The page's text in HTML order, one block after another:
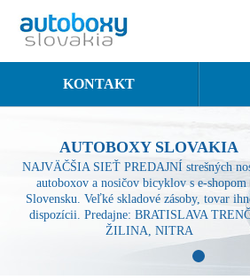
KONTAKT
AUTOBOXY SLOVAKIA
NAJVÄČŠIA SIEŤ PREDAJNÍ strešných
autoboxov a nosičov bicyklov s e-shopom
Slovensku. Veľké skladové zásoby, tovar
dispozícii. Predajne: BRATISLAVA
ŽILINA, NITRA